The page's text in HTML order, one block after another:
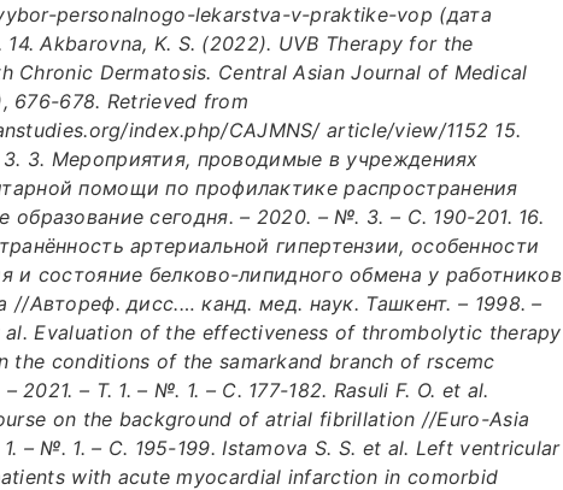
personalnogo-lekarstva-v-praktike-vop (дата
Akbarovna, K. S. (2022). UVB Therapy for the
Chronic Dermatosis. Central Asian Journal of Medical
676-678. Retrieved from
index.php/CAJMNS/ article/view/1152 15.
З. Мероприятия, проводимые в учреждениях
помощи по профилактике распространения
образование сегодня. – 2020. – №. 3. – С. 190-201. 16.
артериальной гипертензии, особенности
и состояние белково-липидного обмена у работников
//Автореф. дисс.… канд. мед. наук. Ташкент. – 1998. –
al. Evaluation of the effectiveness of thrombolytic therapy
the conditions of the samarkand branch of rscemc
2021. – Т. 1. – №. 1. – С. 177-182. Rasuli F. O. et al.
on the background of atrial fibrillation //Euro-Asia
1. – №. 1. – С. 195-199. Istamova S. S. et al. Left ventricular
with acute myocardial infarction in comorbid